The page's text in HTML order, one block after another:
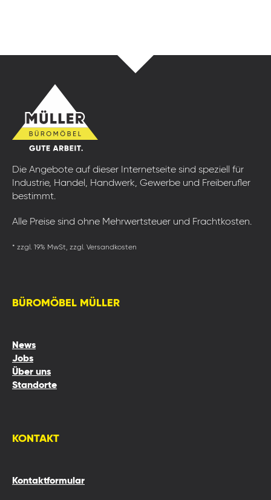
Die Angebote auf dieser Internetseite sind speziell für
Industrie, Handel, Handwerk, Gewerbe und Freiberufler
bestimmt.
Alle Preise sind ohne Mehrwertsteuer und Frachtkosten.
* zzgl. 19% MwSt, zzgl. Versandkosten
BÜROMÖBEL MÜLLER
News
Jobs
Über uns
Standorte
KONTAKT
Kontaktformular